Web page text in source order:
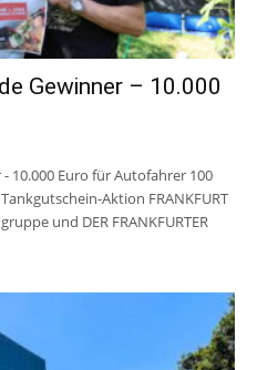
Gewinner – 10.000
10.000 Euro für Autofahrer 100
Aktion FRANKFURT
und DER FRANKFURTER